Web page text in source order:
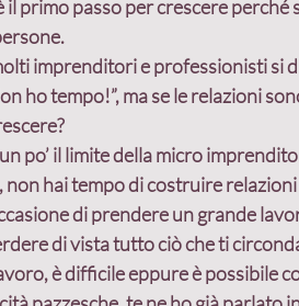
primo passo per crescere perché
imprenditori e professionisti si
ho tempo!”, ma se le relazioni
po’ il limite della micro
hai tempo di costruire
di prendere un grande
di vista tutto ciò che ti
è difficile eppure è possibile